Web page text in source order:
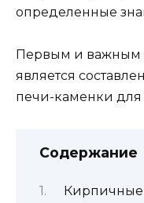
определенные
Первым и важным
является
печи-каменки для
Содержание
Кирпичные